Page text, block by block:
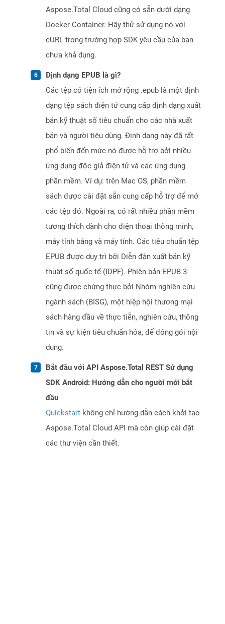
Aspose.Total Cloud cũng có sẵn dưới dạng
Docker Container. Hãy thử sử dụng nó với
cURL trong trường hợp SDK yêu cầu của bạn
chưa khả dụng.
Định dạng EPUB là gì?
Các tệp có tiện ích mở rộng .epub là một định
dạng tệp sách điện tử cung cấp định dạng xuất
bản kỹ thuật số tiêu chuẩn cho các nhà xuất
bản và người tiêu dùng. Định dạng này đã rất
phổ biến đến mức nó được hỗ trợ bởi nhiều
ứng dụng độc giả điện tử và các ứng dụng
phần mềm. Ví dụ: trên Mac OS, phần mềm
sách được cài đặt sẵn cung cấp hỗ trợ để mở
các tệp đó. Ngoài ra, có rất nhiều phần mềm
tương thích dành cho điện thoại thông minh,
máy tính bảng và máy tính. Các tiêu chuẩn tệp
EPUB được duy trì bởi Diễn đàn xuất bản kỹ
thuật số quốc tế (IDPF). Phiên bản EPUB 3
cũng được chứng thực bởi Nhóm nghiên cứu
ngành sách (BISG), một hiệp hội thương mại
sách hàng đầu về thực tiễn, nghiên cứu, thông
tin và sự kiện tiêu chuẩn hóa, để đóng gói nội
dung.
Bắt đầu với API Aspose.Total REST Sử dụng
SDK Android: Hướng dẫn cho người mới bắt
đầu
Quickstart không chỉ hướng dẫn cách khởi tạo
Aspose.Total Cloud API mà còn giúp cài đặt
các thư viện cần thiết.